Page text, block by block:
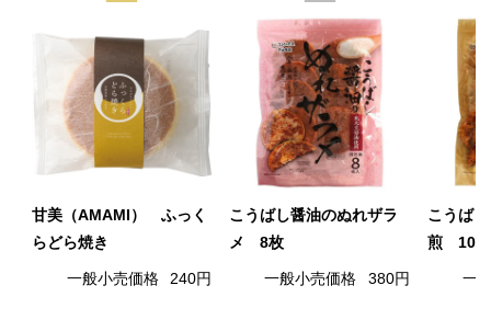
甘美（AMAMI） ふっく
らどら焼き
一般小売価格 240円
こうばし醤油のぬれザラ
メ 8枚
一般小売価格 380円
こうば
煎 10枚
一